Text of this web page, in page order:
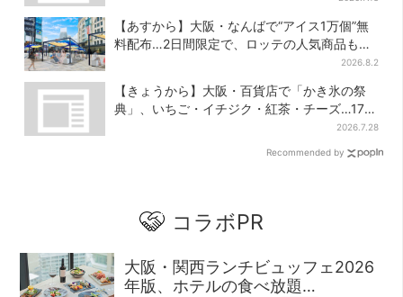
【あすから】大阪・なんばで“アイス1万個”無
料配布…2日間限定で、ロッテの人気商品もら
2026.8.2
【きょうから】大阪・百貨店で「かき氷の祭
典」、いちご・イチジク・紅茶・チーズ…17店
2026.7.28
Recommended by
コラボPR
大阪・関西ランチビュッフェ2026
年版、ホテルの食べ放題…